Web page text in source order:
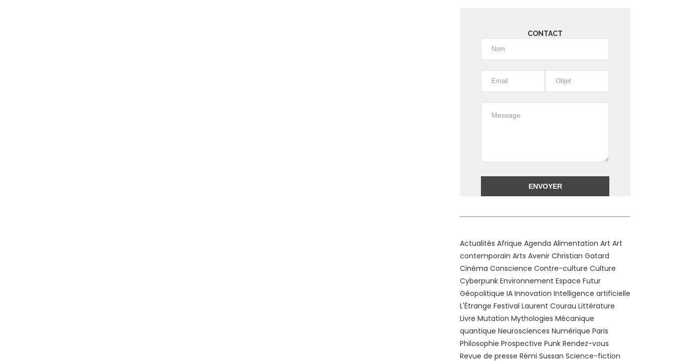
CONTACT
Actualités Afrique Agenda Alimentation Art Art
contemporain Arts Avenir Christian Gatard
Cinéma Conscience Contre-culture Culture
Cyberpunk Environnement Espace Futur
Géopolitique IA Innovation Intelligence artificielle
L'Étrange Festival Laurent Courau Littérature
Livre Mutation Mythologies Mécanique
quantique Neurosciences Numérique Paris
Philosophie Prospective Punk Rendez-vous
Revue de presse Rémi Sussan Science-fiction